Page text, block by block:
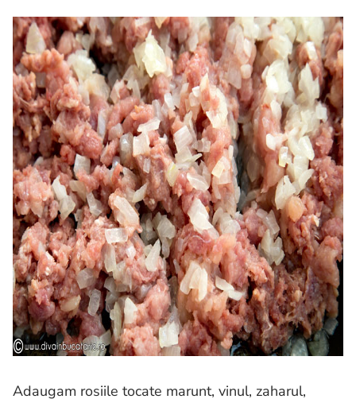
Adaugam rosiile tocate marunt, vinul, zaharul,